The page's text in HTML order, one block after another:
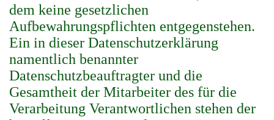
dem keine gesetzlichen
Aufbewahrungspflichten entgegenstehen.
Ein in dieser Datenschutzerklärung
namentlich benannter
Datenschutzbeauftragter und die
Gesamtheit der Mitarbeiter des für die
Verarbeitung Verantwortlichen stehen der